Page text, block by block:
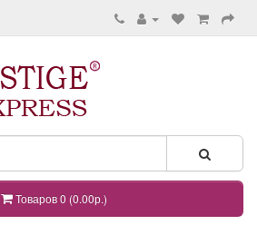
Товаров 0 (0.00р.)